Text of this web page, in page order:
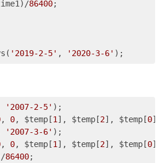
86400;
'2019-2-5' , '2020-3-6'
'2007-2-5' );
, 0, $temp[1 ], $temp[2], $temp[0
'2007-3-6' );
, 0, $temp[1 ], $temp[2], $temp[0
86400